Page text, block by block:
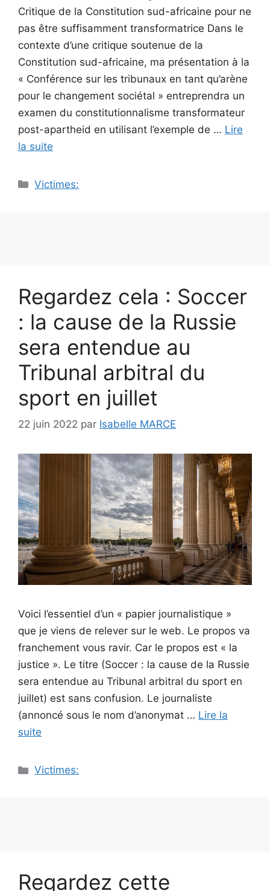
Critique de la Constitution sud-africaine pour ne
pas être suffisamment transformatrice Dans le
contexte d’une critique soutenue de la
Constitution sud-africaine, ma présentation à la
« Conférence sur les tribunaux en tant qu’arène
pour le changement sociétal » entreprendra un
examen du constitutionnalisme transformateur
post-apartheid en utilisant l’exemple de … Lire
la suite
Catégories
Victimes:
Regardez cela : Soccer
: la cause de la Russie
sera entendue au
Tribunal arbitral du
sport en juillet
22 juin 2022 par Isabelle MARCE
Voici l’essentiel d’un « papier journalistique »
que je viens de relever sur le web. Le propos va
franchement vous ravir. Car le propos est « la
justice ». Le titre (Soccer : la cause de la Russie
sera entendue au Tribunal arbitral du sport en
juillet) est sans confusion. Le journaliste
(annoncé sous le nom d’anonymat … Lire la
suite
Catégories
Victimes:
Regardez cette